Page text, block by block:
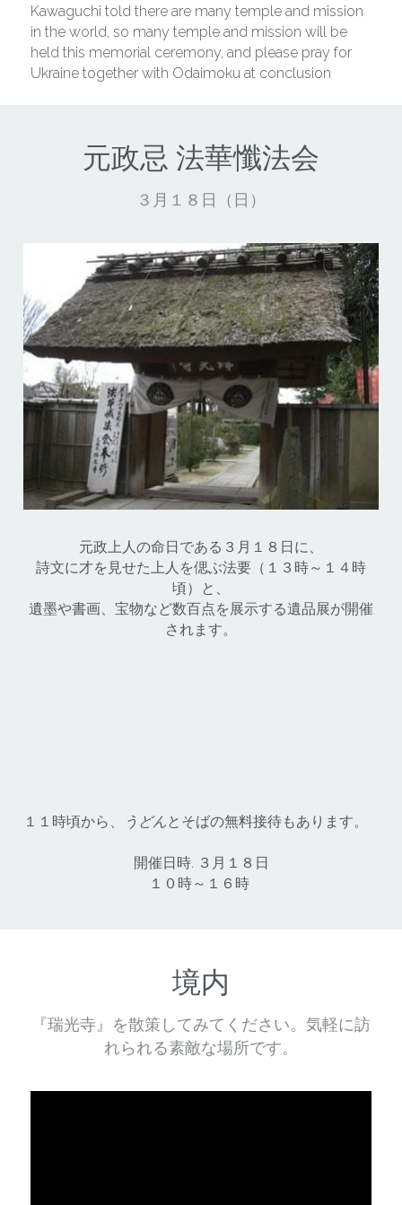
Kawaguchi told there are many temple and mission
in the world, so many temple and mission will be
held this memorial ceremony, and please pray for
Ukraine together with Odaimoku at conclusion
元政忌 法華懺法会
３月１８日（日）
元政上人の命日である３月１８日に、
詩文に才を見せた上人を偲ぶ法要（１３時～１４時
頃）と、
遺墨や書画、宝物など数百点を展示する遺品展が開催
されます。
１１時頃から、 うどん とそばの無料接待もあります。
開催日時. ３月１８日
１０時～１６時
境内
『瑞光寺』を散策してみてください。気軽に訪
れられる素敵な場所です。